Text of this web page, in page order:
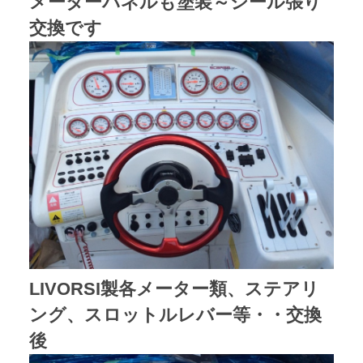
交換です
LIVORSI製各メーター類、ステアリ
ング、スロットルレバー等・・交換
後